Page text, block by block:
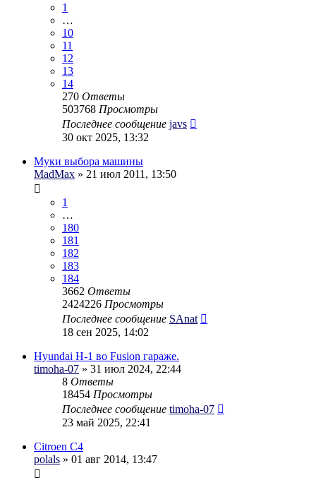
1
…
10
11
12
13
14
270 Ответы
503768 Просмотры
Последнее сообщение javs
30 окт 2025, 13:32
Муки выбора машины
MadMax » 21 июл 2011, 13:50
1
…
180
181
182
183
184
3662 Ответы
2424226 Просмотры
Последнее сообщение SAnat
18 сен 2025, 14:02
Hyundai H-1 во Fusion гараже.
timoha-07 » 31 июл 2024, 22:44
8 Ответы
18454 Просмотры
Последнее сообщение timoha-07
23 май 2025, 22:41
Citroen C4
polals » 01 авг 2014, 13:47